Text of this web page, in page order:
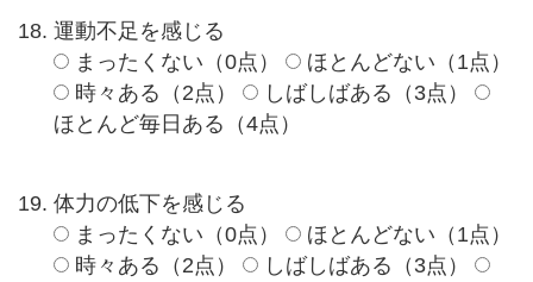
運動不足を感じる
まったくない（0点）
ほとんどない（1点）
時々ある（2点）
しばしばある（3点）
ほとんど毎日ある（4点）
体力の低下を感じる
まったくない（0点）
ほとんどない（1点）
時々ある（2点）
しばしばある（3点）